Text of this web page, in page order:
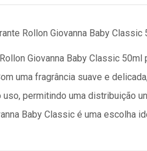
Rollon Giovanna Baby Classic
Giovanna Baby Classic
uma fragrância suave e
permitindo uma distribuição
Baby Classic é uma escolha